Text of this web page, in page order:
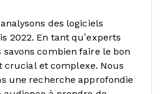
des logiciels
2022. En tant qu’experts
combien faire le bon
crucial et complexe. Nous
une recherche approfondie